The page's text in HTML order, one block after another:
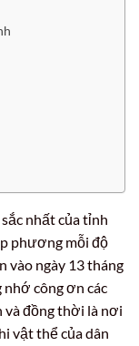
nhất của tỉnh
phương mỗi độ
vào ngày 13 tháng
công ơn các
và đồng thời là nơi
vật thể của dân